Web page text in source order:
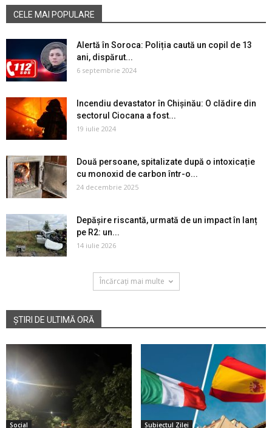
CELE MAI POPULARE
Alertă în Soroca: Poliția caută un copil de 13
ani, dispărut...
6 septembrie 2024
Incendiu devastator în Chișinău: O clădire din
sectorul Ciocana a fost...
19 iulie 2024
Două persoane, spitalizate după o intoxicație
cu monoxid de carbon într-o...
24 decembrie 2025
Depășire riscantă, urmată de un impact în lanț
pe R2: un...
14 iulie 2026
Încărcați mai multe
ȘTIRI DE ULTIMĂ ORĂ
Social Subiectul Zilei